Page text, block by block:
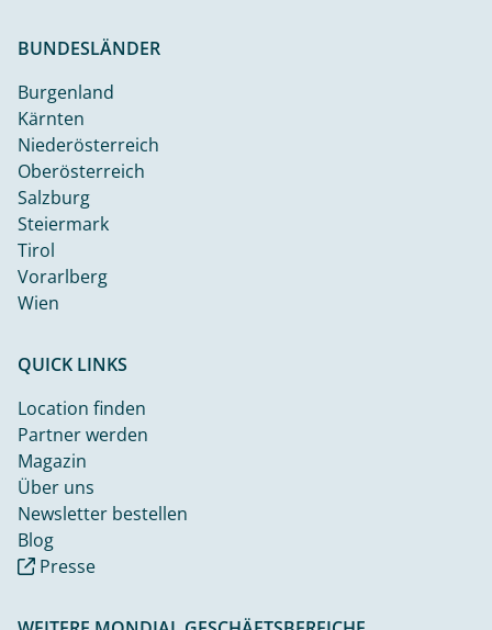
BUNDESLÄNDER
Burgenland
Kärnten
Niederösterreich
Oberösterreich
Salzburg
Steiermark
Tirol
Vorarlberg
Wien
QUICK LINKS
Location finden
Partner werden
Magazin
Über uns
Newsletter bestellen
Blog
Presse